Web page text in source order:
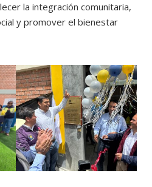
la integración comunitaria,
y promover el bienestar